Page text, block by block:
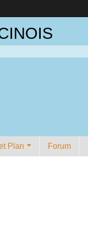
Plan Forum